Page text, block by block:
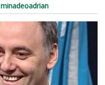
minadeoadrian